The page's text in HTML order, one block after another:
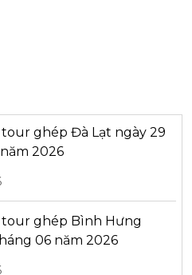
ghép Đà Lạt ngày 29
2026
ghép Bình Hưng
06 năm 2026